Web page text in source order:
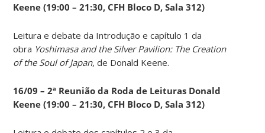
Keene (19:00 – 21:30, CFH Bloco D, Sala 312)
Leitura e debate da Introdução e capítulo 1 da
obra Yoshimasa and the Silver Pavilion: The Creation
of the Soul of Japan, de Donald Keene.
16/09 – 2ª Reunião da Roda de Leituras Donald
Keene (19:00 – 21:30, CFH Bloco D, Sala 312)